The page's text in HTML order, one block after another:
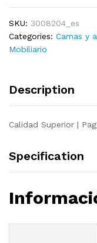
SKU: 3008204_es
Categories: Camas y
Mobiliario
Description
Calidad Superior |
Specification